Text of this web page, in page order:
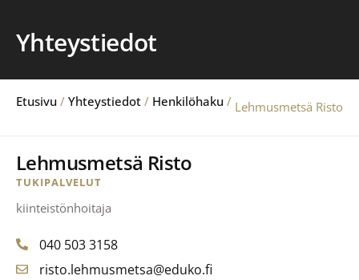
Yhteystiedot
Etusivu / Yhteystiedot / Henkilöhaku / Lehmusmetsä Risto
Lehmusmetsä Risto
TUKIPALVELUT
kiinteistönhoitaja
040 503 3158
risto.lehmusmetsa@eduko.fi